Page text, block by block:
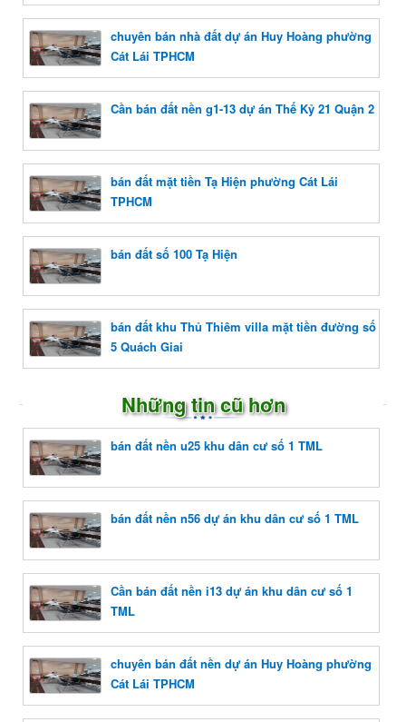
chuyên bán nhà đất dự án Huy Hoàng phường
Cát Lái TPHCM
Cần bán đất nền g1-13 dự án Thế Kỷ 21 Quận 2
bán đất mặt tiền Tạ Hiện phường Cát Lái
TPHCM
bán đất số 100 Tạ Hiện
bán đất khu Thủ Thiêm villa mặt tiền đường số
5 Quách Giai
Những tin cũ hơn
bán đất nền u25 khu dân cư số 1 TML
bán đất nền n56 dự án khu dân cư số 1 TML
Cần bán đất nền i13 dự án khu dân cư số 1
TML
chuyên bán đất nền dự án Huy Hoàng phường
Cát Lái TPHCM